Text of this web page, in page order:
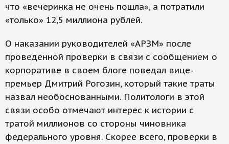
что «вечеринка не очень пошла», а потратили
«только» 12,5 миллиона рублей.
О наказании руководителей «АРЗМ» после
проведенной проверки в связи с сообщением о
корпоративе в своем блоге поведал вице-
премьер Дмитрий Рогозин, который такие траты
назвал необоснованными. Политологи в этой
связи особо отмечают интерес к истории с
тратой миллионов со стороны чиновника
федерального уровня. Скорее всего, проверки в